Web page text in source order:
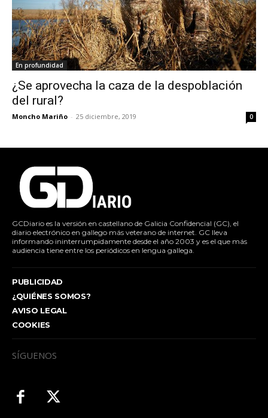
En profundidad
¿Se aprovecha la caza de la despoblación
del rural?
Moncho Mariño - 25 diciembre, 2019 0
GCDiario es la versión en castellano de Galicia Confidencial (GC), el
diario electrónico en gallego más veterano de internet. GC lleva
informando ininterrumpidamente desde el año 2003 y es el que más
audiencia tiene entre los periódicos en lengua gallega.
PUBLICIDAD
¿QUIÉNES SOMOS?
AVISO LEGAL
COOKIES
SÍGUENOS